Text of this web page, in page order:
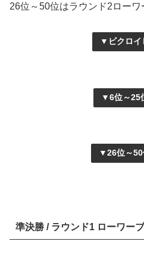
26位～50位はラウンド2ロー
▼ビクロイ
▼6位～25
▼26位～50
準決勝 / ラウンド1 ローワー